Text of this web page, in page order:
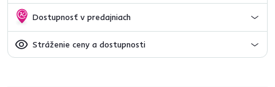
Dostupnosť v predajniach
Stráženie ceny a dostupnosti